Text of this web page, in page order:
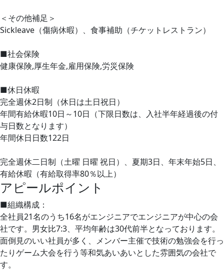
＜その他補足＞
Sickleave（傷病休暇）、食事補助（チケットレストラン）
■社会保険
健康保険,厚生年金,雇用保険,労災保険
■休日休暇
完全週休2日制（休日は土日祝日）
年間有給休暇10日～10日（下限日数は、入社半年経過後の付
与日数となります）
年間休日日数122日
完全週休二日制（土曜 日曜 祝日）、夏期3日、年末年始5日、
有給休暇（有給取得率80％以上）
アピールポイント
■組織構成：
全社員21名のうち16名がエンジニアでエンジニアが中心の会
社です。男女比7:3、平均年齢は30代前半となっております。
面倒見のいい社員が多く、メンバー主催で技術の勉強会を行っ
たりゲーム大会を行う等和気あいあいとした雰囲気の会社で
す。